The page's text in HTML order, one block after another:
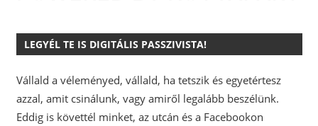
LEGYÉL TE IS DIGITÁLIS PASSZIVISTA!
Vállald a véleményed, vállald, ha tetszik és egyetértesz
azzal, amit csinálunk, vagy amiről legalább beszélünk.
Eddig is követtél minket, az utcán és a Facebookon